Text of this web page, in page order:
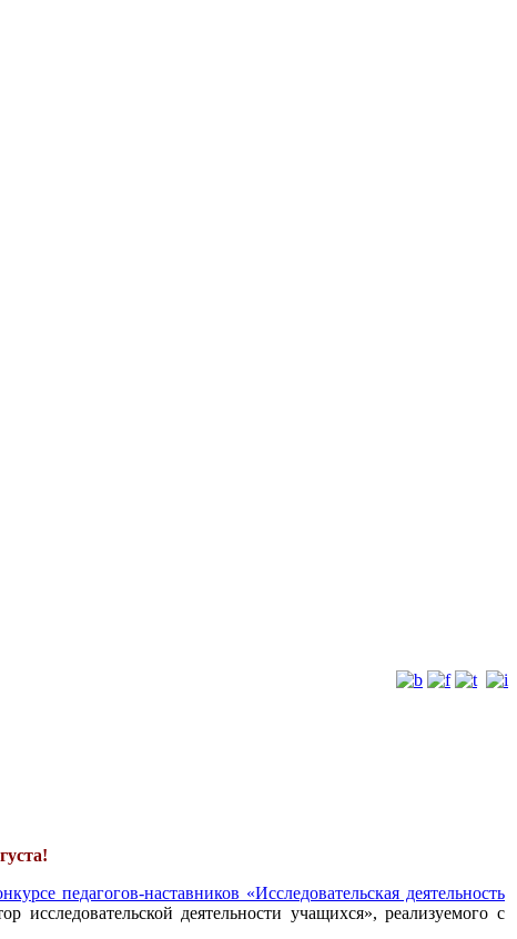
педагогов-наставников «Исследовательская деятельность
деятельности учащихся», реализуемого с